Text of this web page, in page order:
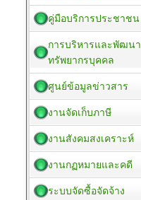
คู่มือบริการประชาชน
การบริหารและพัฒนา
ทรัพยากรบุคคล
ศูนย์ข้อมูลข่าวสาร
งานจัดเก็บภาษี
งานสังคมสงเคราะห์
งานกฏหมายและคดี
ระบบจัดซื้อจัดจ้าง